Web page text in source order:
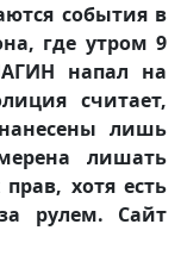
события в
где утром 9
напал на
считает,
лишь
лишать
хотя есть
рулем. Сайт